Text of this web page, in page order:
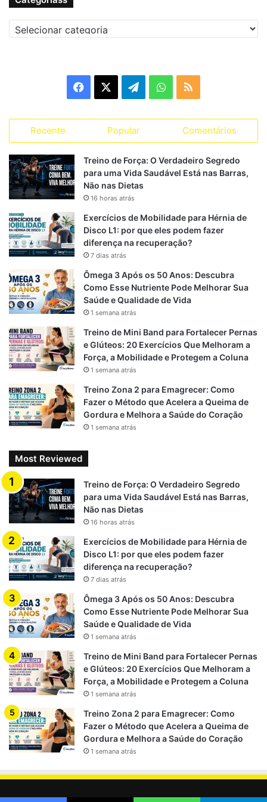
Quadribismo estático:
específicas para ativação máxima do core e glúteos.
Estratégias de Treino com
Quadribismo
Iniciantes
3 séries de 10-12 repetições
Descanso: 60 segundos entre séries
Frequência: 2-3 vezes por semana
Intermediário
4 séries de 15-20 repetições
Descanso: 45 segundos entre séries
Frequência: 3-4 vezes por semana
Avançado
Descanso: 30 segundos entre séries
Frequência: 4-5 vezes por semana
Tabela de Queima Calórica
Aproximada
Intensidade Tempo
Calorias
queimadas
Iniciante
Intermediário 10 min 100-120 kcal
Avançado 15 min
Valores aproximados; podem
variar conforme peso, idade e
intensidade do treino.
Cardápio Pré e Pós-Treino Ideal
Categoriass
Facebook TelegramWhatsApp
RSS
Recente Popular Comentários
Treino de Força: O Verdadeiro Segredo
para uma Vida Saudável Está nas Barras,
Não nas Dietas
16 horas atrás
Exercícios de Mobilidade para Hérnia de
Disco L1: por que eles podem fazer
diferença na recuperação?
7 dias atrás
Ômega 3 Após os 50 Anos: Descubra
Como Esse Nutriente Pode Melhorar Sua
Saúde e Qualidade de Vida
1 semana atrás
Treino de Mini Band para Fortalecer Pernas
e Glúteos: 20 Exercícios Que Melhoram a
Força, a Mobilidade e Protegem a Coluna
1 semana atrás
Treino Zona 2 para Emagrecer: Como
Fazer o Método que Acelera a Queima de
Gordura e Melhora a Saúde do Coração
1 semana atrás
Most Reviewed
Treino de Força: O Verdadeiro Segredo
para uma Vida Saudável Está nas Barras,
Não nas Dietas
16 horas atrás
Exercícios de Mobilidade para Hérnia de
Disco L1: por que eles podem fazer
diferença na recuperação?
7 dias atrás
Ômega 3 Após os 50 Anos: Descubra
Como Esse Nutriente Pode Melhorar Sua
Saúde e Qualidade de Vida
1 semana atrás
Treino de Mini Band para Fortalecer Pernas
e Glúteos: 20 Exercícios Que Melhoram a
Força, a Mobilidade e Protegem a Coluna
1 semana atrás
Treino Zona 2 para Emagrecer: Como
Fazer o Método que Acelera a Queima de
Gordura e Melhora a Saúde do Coração
1 semana atrás